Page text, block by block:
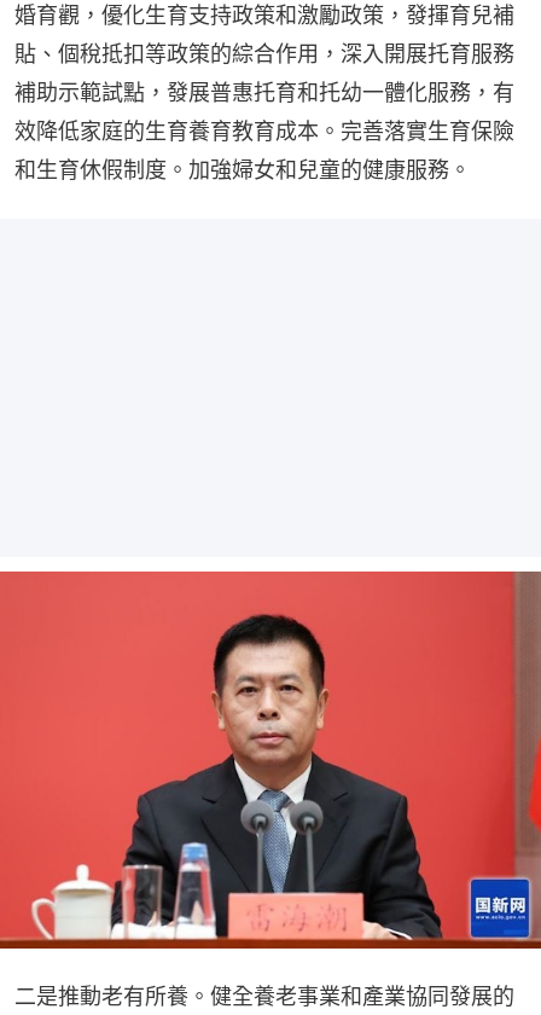
婚育觀，優化生育支持政策和激勵政策，發揮育兒補
貼、個稅抵扣等政策的綜合作用，深入開展托育服務
補助示範試點，發展普惠托育和托幼一體化服務，有
效降低家庭的生育養育教育成本。完善落實生育保險
和生育休假制度。加強婦女和兒童的健康服務。
二是推動老有所養。健全養老事業和產業協同發展的